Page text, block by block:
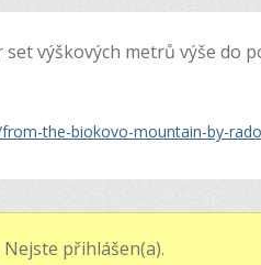
výškových metrů výše do
the-biokovo-mountain-by-
přihlášen(a).